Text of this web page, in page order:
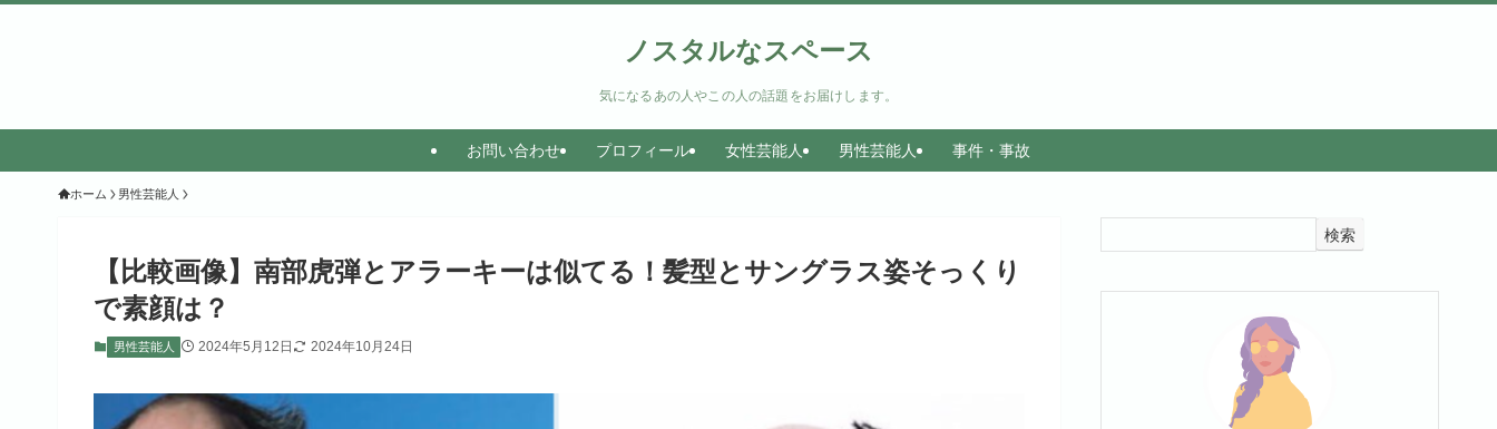
ノスタルなスペース
気になるあの人やこの人の話題をお届けします。
お問い合わせ プロフィール 女性芸能人 男性芸能人 事件・事故
ホーム 男性芸能人
【比較画像】南部虎弾とアラーキーは似てる！髪型とサングラス姿そっくり
で素顔は？
男性芸能人 2024年5月12日 2024年10月24日
検索